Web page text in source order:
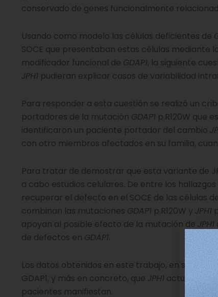
conservado de genes funcionalmente
Usando como modelo las células deficientes de
SOCE que presentaban estas células mediante
modificador funcional de GDAP1, la siguiente
JPH1 pudieran explicar casos de variabilidad
Para responder a esta cuestión se realizó un
portadores de la mutación GDAP1 p.R120W que
identificaron un paciente portador del cambio
con otro miembros afectados en su familia,
Para tratar de demostrar que esta variante de
a cabo estudios celulares. De entre los
recuperar el defecto en el SOCE de las células
combinan las mutaciones GDAP1 p.R120W y JPH1
apoyan al posible efecto de la mutación de JPH1
de defectos en GDAP1.
Los datos obtenidos en este trabajo, en su
GDAP1, y más en concreto, que JPH1 actuaría
pacientes manifiestan.